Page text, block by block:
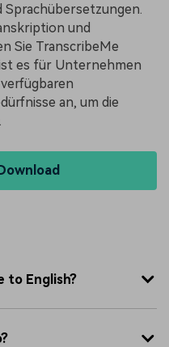
Sprachübersetzungen.
und
Sie TranscribeMe
es für Unternehmen
an, um die
to English?